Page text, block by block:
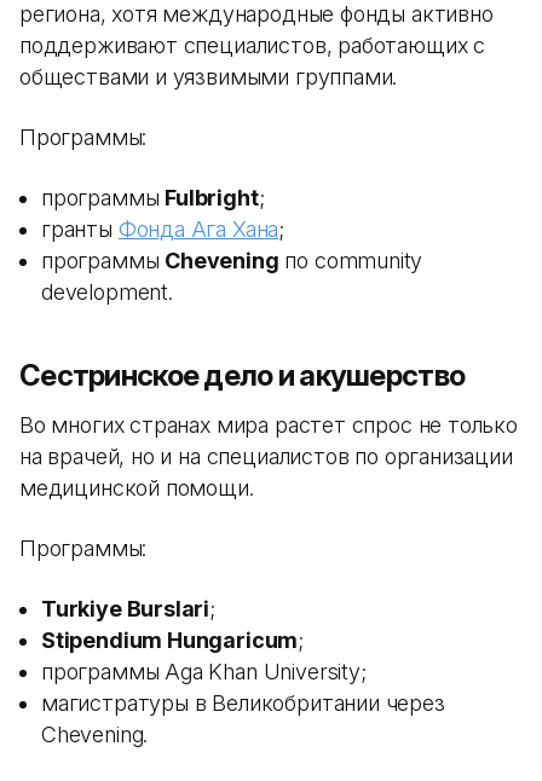
региона, хотя международные фонды активно
поддерживают специалистов, работающих с
обществами и уязвимыми группами.
Программы:
программы Fulbright;
гранты Фонда Ага Хана;
программы Chevening по community
development.
Сестринское дело и акушерство
Во многих странах мира растет спрос не только
на врачей, но и на специалистов по организации
медицинской помощи.
Программы:
Turkiye Burslari;
Stipendium Hungaricum;
программы Aga Khan University;
магистратуры в Великобритании через
Chevening.